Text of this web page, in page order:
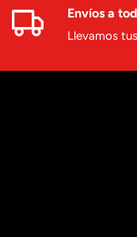
Envíos a
Llevamos